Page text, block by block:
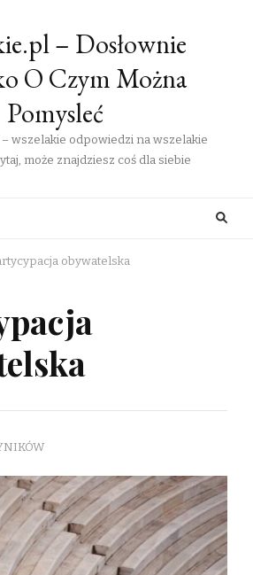
– Dosłownie
O Czym Można
Pomysleć
wszelakie odpowiedzi na wszelakie
może znajdziesz coś dla siebie
obywatelska